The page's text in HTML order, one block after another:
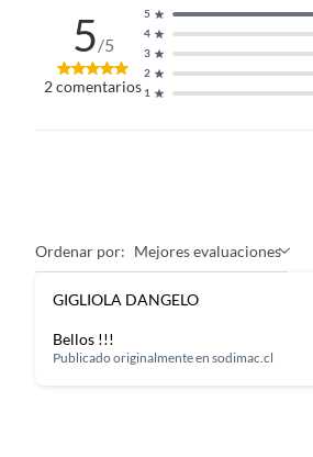
5/5
2comentarios 1
2
3
4
5
Ordenar por: Mejores evaluaciones
GIGLIOLA DANGELO
Bellos !!!
Publicado originalmente en sodimac.cl